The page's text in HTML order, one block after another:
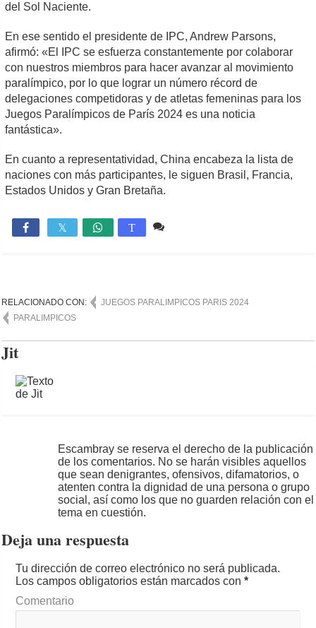
del Sol Naciente.
En ese sentido el presidente de IPC, Andrew Parsons,
afirmó: «El IPC se esfuerza constantemente por colaborar
con nuestros miembros para hacer avanzar al movimiento
paralímpico, por lo que lograr un número récord de
delegaciones competidoras y de atletas femeninas para los
Juegos Paralímpicos de París 2024 es una noticia
fantástica».
En cuanto a representatividad, China encabeza la lista de
naciones con más participantes, le siguen Brasil, Francia,
Estados Unidos y Gran Bretaña.
 T
RELACIONADO CON:
JUEGOS PARALIMPICOS PARIS 2024
PARALIMPICOS
Jit
Escambray se reserva el derecho de la publicación
de los comentarios. No se harán visibles aquellos
que sean denigrantes, ofensivos, difamatorios, o
atenten contra la dignidad de una persona o grupo
social, así como los que no guarden relación con el
tema en cuestión.
Deja una respuesta
Tu dirección de correo electrónico no será publicada.
Los campos obligatorios están marcados con*
Comentario